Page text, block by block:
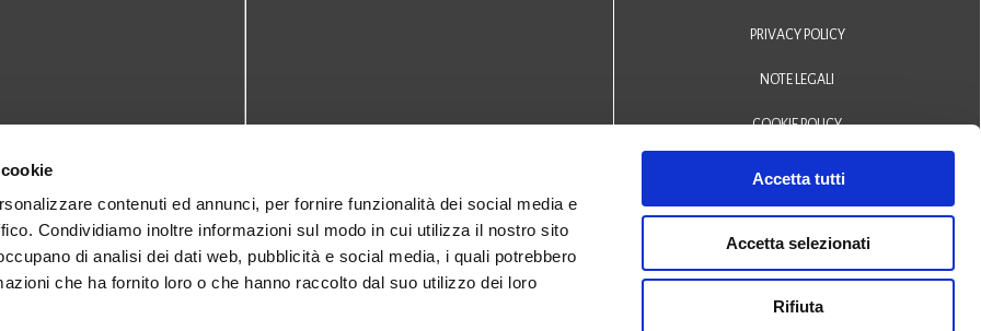
contenuti ed annunci, per fornire funzionalità dei social media e
Condividiamo inoltre informazioni sul modo in cui utilizza il nostro sito
di analisi dei dati web, pubblicità e social media, i quali potrebbero
che ha fornito loro o che hanno raccolto dal suo utilizzo dei loro
Accetta tutti
Accetta selezionati
Rifiuta
Via San Biagio,10
35043 Monselice (PD)
PRIVACY POLICY
NOTE LEGALI
COOKIE POLICY
DICHIARAZIONE DI ACCESSIBILITÀ
© 2024 Biblioteca Comunale
San Biagio Monselice -